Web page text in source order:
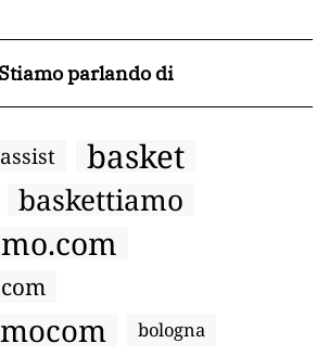
Stiamo parlando di
assist basket
baskettiamo
bologna